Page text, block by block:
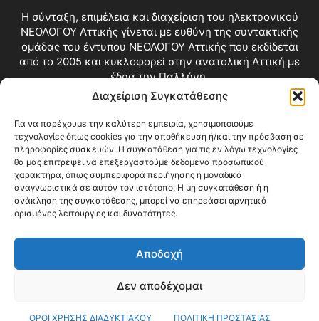
Διαχείριση Συγκατάθεσης
Για να παρέχουμε την καλύτερη εμπειρία, χρησιμοποιούμε
τεχνολογίες όπως cookies για την αποθήκευση ή/και την πρόσβαση σε
πληροφορίες συσκευών. Η συγκατάθεση για τις εν λόγω τεχνολογίες
θα μας επιτρέψει να επεξεργαστούμε δεδομένα προσωπικού
χαρακτήρα, όπως συμπεριφορά περιήγησης ή μοναδικά
αναγνωριστικά σε αυτόν τον ιστότοπο. Η μη συγκατάθεση ή η
ανάκληση της συγκατάθεσης, μπορεί να επηρεάσει αρνητικά
ορισμένες λειτουργίες και δυνατότητες.
Αποδοχή
Δεν αποδέχομαι
ΟΡΟΙ ΧΡΗΣΗΣ ΔΙΑΔΥΚΤΙΑΚΟΥ ΠΟΛΙΤΙΚΗ ΠΡΟΣΤΑΣΙΑΣ
Η σύνταξη, επιμέλεια και διαχείριση του ηλεκτρονικού
ΝΕΟΛΟΓΟΥ Αττικής γίνεται με ευθύνη της συντακτικής
ομάδας του έντυπου ΝΕΟΛΟΓΟΥ Αττικής που εκδίδεται
από το 2005 και κυκλοφορεί στην ανατολική Αττική με
έδρα την Παλλήνη.
Επικοινωνία:info@neologosattikis.gr
ΑΚΟΛΟΥΘΗΣΕ ΜΑΣ
Videos Όροι Χρήσης